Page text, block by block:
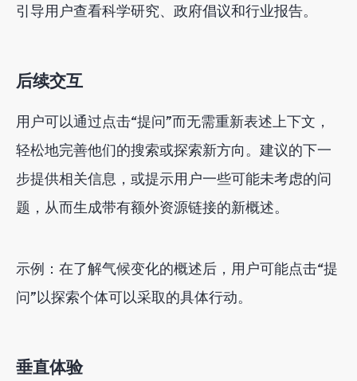
引导用户查看科学研究、政府倡议和行业报告。
后续交互
用户可以通过点击“提问”而无需重新表述上下文，
轻松地完善他们的搜索或探索新方向。建议的下一
步提供相关信息，或提示用户一些可能未考虑的问
题，从而生成带有额外资源链接的新概述。
示例：在了解气候变化的概述后，用户可能点击“提
问”以探索个体可以采取的具体行动。
垂直体验